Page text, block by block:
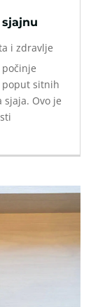
i zdravlje
poput sitnih
Ovo je